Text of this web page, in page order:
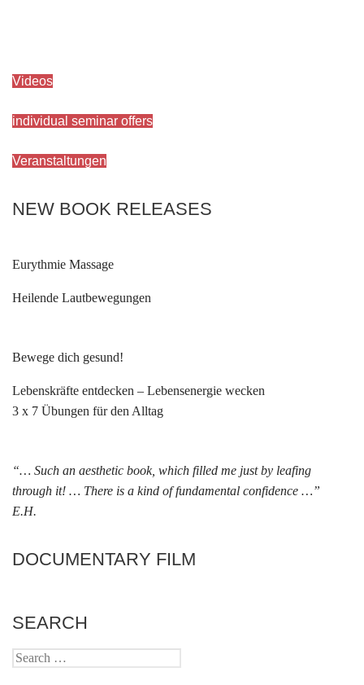
Videos
individual seminar offers
Veranstaltungen
NEW BOOK RELEASES
Eurythmie Massage
Heilende Lautbewegungen
Bewege dich gesund!
Lebenskräfte entdecken – Lebensenergie wecken
3 x 7 Übungen für den Alltag
“… Such an aesthetic book, which filled me just by leafing
through it! … There is a kind of fundamental confidence …”
E.H.
DOCUMENTARY FILM
SEARCH
Search